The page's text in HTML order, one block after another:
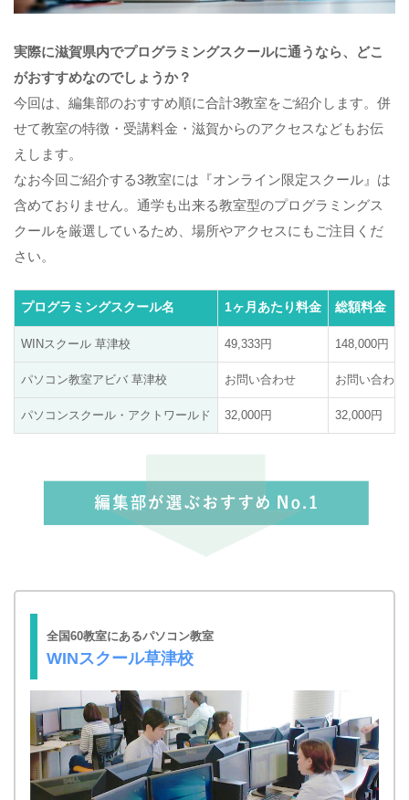
実際に滋賀県内でプログラミングスクールに通うなら、どこ
がおすすめなのでしょうか？
今回は、編集部のおすすめ順に合計3教室をご紹介します。併
せて教室の特徴・受講料金・滋賀からのアクセスなどもお伝
えします。
なお今回ご紹介する3教室には『オンライン限定スクール』は
含めておりません。通学も出来る教室型のプログラミングス
クールを厳選しているため、場所やアクセスにもご注目くだ
さい。
プログラミングスクール名 1ヶ月あたり料金 総額料金
WINスクール 草津校 49,333円 148,000円
パソコン教室アビバ 草津校 お問い合わせ お問い合わせ
パソコンスクール・アクトワールド 32,000円 32,000円
全国60教室にあるパソコン教室
WINスクール草津校